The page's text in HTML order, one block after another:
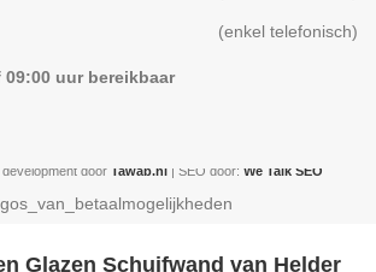
(enkel telefonisch)
uur bereikbaar
door Tawab.nl | SEO door: We Talk SEO
Glazen Schuifwand van Helder